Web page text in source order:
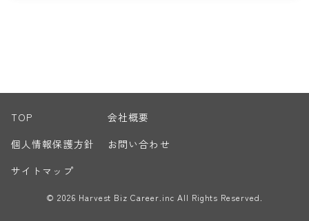
TOP
会社概要
個人情報保護方針
お問い合わせ
サイトマップ
© 2026 Harvest Biz Career.inc All Rights Reserved.